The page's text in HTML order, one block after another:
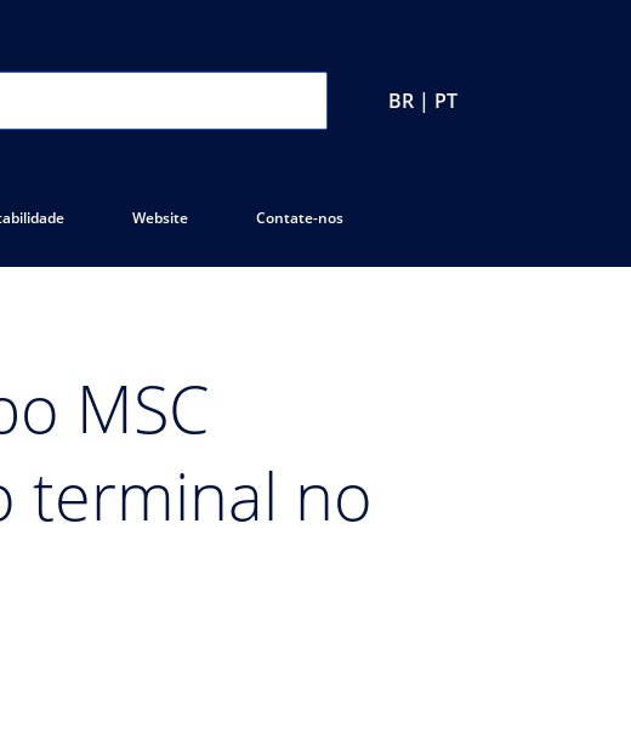
BR | PT
Website Contate-nos
MSC
terminal no